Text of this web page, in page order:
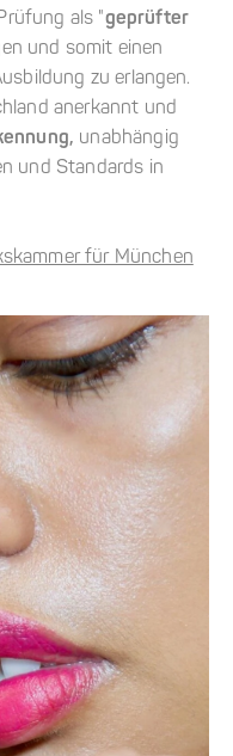
als "geprüfter
und somit einen
zu erlangen.
anerkannt und
unabhängig
und Standards in
für München